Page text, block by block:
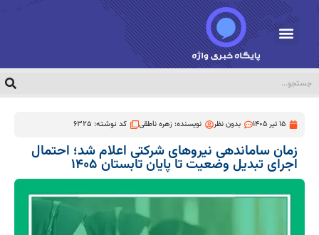
15 تیر 1405 بدون نظر نویسنده:زهره ناطقی کد نوشته: 6325
زمان ساماندهی نیروهای شرکتی اعلام شد؛ احتمال
اجرای تبدیل وضعیت تا پایان تابستان ۱۴۰۵